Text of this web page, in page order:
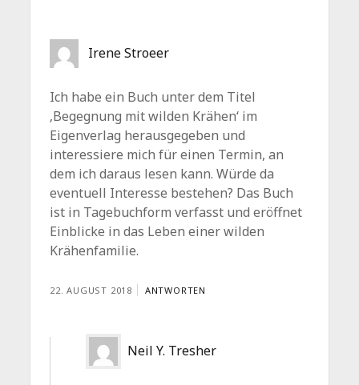
Irene Stroeer
Ich habe ein Buch unter dem Titel
‚Begegnung mit wilden Krähen‘ im
Eigenverlag herausgegeben und
interessiere mich für einen Termin, an
dem ich daraus lesen kann. Würde da
eventuell Interesse bestehen? Das Buch
ist in Tagebuchform verfasst und eröffnet
Einblicke in das Leben einer wilden
Krähenfamilie.
22. AUGUST 2018 ANTWORTEN
Neil Y. Tresher